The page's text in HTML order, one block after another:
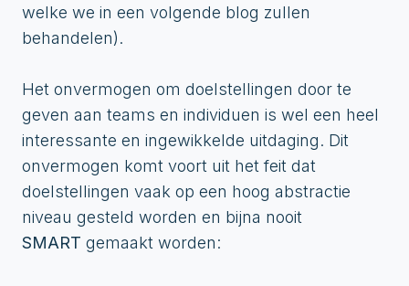
welke we in een volgende blog zullen
behandelen).
Het onvermogen om doelstellingen door te
geven aan teams en individuen is wel een heel
interessante en ingewikkelde uitdaging. Dit
onvermogen komt voort uit het feit dat
doelstellingen vaak op een hoog abstractie
niveau gesteld worden en bijna nooit
SMART gemaakt worden: